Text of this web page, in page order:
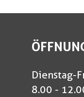
Dienstag-
8.00 -